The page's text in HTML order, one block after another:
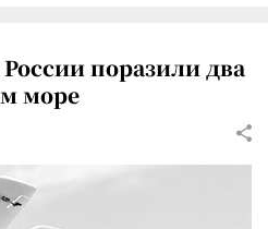
поразили два
море